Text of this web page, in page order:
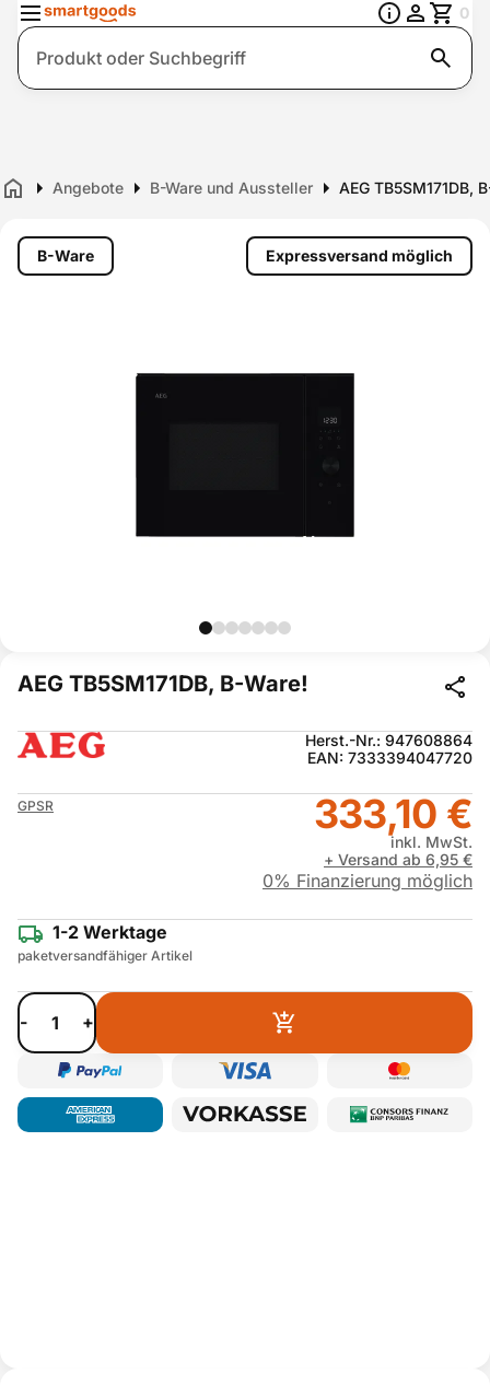
Suche
0
Home Angebote B-Ware und Aussteller AEG TB5SM171DB,
B-Ware Expressversand möglich
AEG TB5SM171DB, B-Ware!
Herst.-Nr.: 947608864
EAN: 7333394047720
GPSR 333,10 €
inkl. MwSt.
+ Versand ab 6,95 €
0% Finanzierung möglich
1-2 Werktage
paketversandfähiger Artikel
- +